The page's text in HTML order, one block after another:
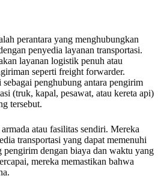
perantara yang menghubungkan
penyedia layanan transportasi.
layanan logistik penuh atau
seperti freight forwarder.
penghubung antara pengirim
(truk, kapal, pesawat, atau kereta api)
tersebut.
atau fasilitas sendiri. Mereka
transportasi yang dapat memenuhi
pengirim dengan biaya dan waktu yang
mereka memastikan bahwa